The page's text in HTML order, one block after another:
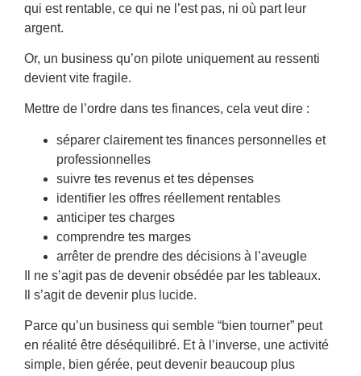
qui est rentable, ce qui ne l’est pas, ni où part leur
argent.
Or, un business qu’on pilote uniquement au ressenti
devient vite fragile.
Mettre de l’ordre dans tes finances, cela veut dire :
séparer clairement tes finances personnelles et
professionnelles
suivre tes revenus et tes dépenses
identifier les offres réellement rentables
anticiper tes charges
comprendre tes marges
arrêter de prendre des décisions à l’aveugle
Il ne s’agit pas de devenir obsédée par les tableaux.
Il s’agit de devenir plus lucide.
Parce qu’un business qui semble “bien tourner” peut
en réalité être déséquilibré. Et à l’inverse, une activité
simple, bien gérée, peut devenir beaucoup plus